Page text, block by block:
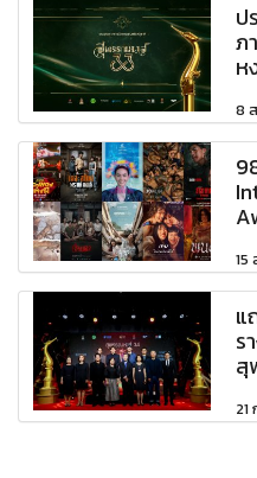
ป
ภ
ห
8
15
แ
ร
สุ
21